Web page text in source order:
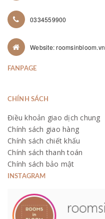
0334559900
Website: roomsinbloom.vn
FANPAGE
CHÍNH SÁCH
Điều khoản giao dịch chung
Chính sách giao hàng
Chính sách chiết khấu
Chính sách thanh toán
Chính sách bảo mật
INSTAGRAM